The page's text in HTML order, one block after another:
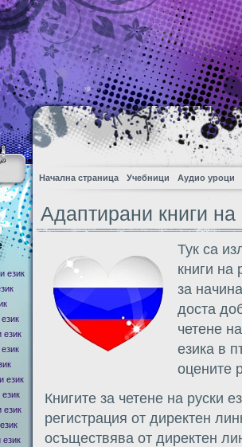
Начална страница Учебници Аудио уроци
Адаптирани книги на
Тук са
книги на
за
доста
четене
езика в
оцените
Книгите за четене на руски
регистрация от директен
осъществява от директен
език
език
език
език
език